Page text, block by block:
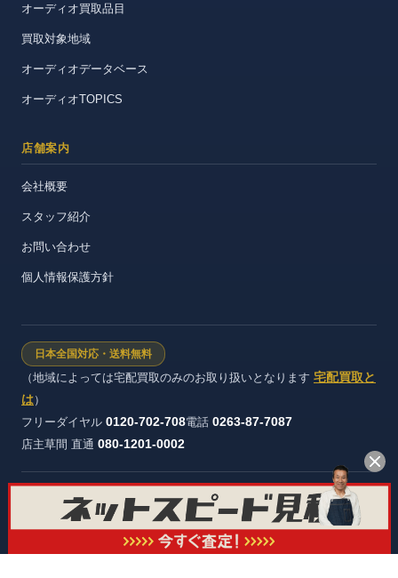
オーディオ買取品目
買取対象地域
オーディオデータベース
オーディオTOPICS
店舗案内
会社概要
スタッフ紹介
お問い合わせ
個人情報保護方針
日本全国対応・送料無料
（地域によっては宅配買取のみのお取り扱いとなります 宅配買取と
は）
フリーダイヤル 0120-702-708電話 0263-87-7087
店主草間 直通 080-1201-0002
株式会社ヴィンテージストック 長野県公安委員会 許可証番号：第
481321600012号
© オーディオ買取屋 All rights reserved.